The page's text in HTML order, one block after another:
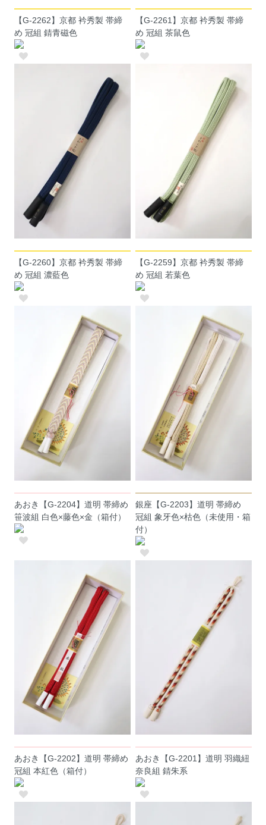
【G-2262】京都 衿秀製 帯締
め 冠組 錆青磁色
【G-2261】京都 衿秀製 帯締
め 冠組 茶鼠色
【G-2260】京都 衿秀製 帯締
め 冠組 濃藍色
【G-2259】京都 衿秀製 帯締
め 冠組 若葉色
あおき【G-2204】道明 帯締め
笹波組 白色×藤色×金（箱付）
銀座【G-2203】道明 帯締め
冠組 象牙色×枯色（未使用・箱
付）
あおき【G-2202】道明 帯締め
冠組 本紅色（箱付）
あおき【G-2201】道明 羽織紐
奈良組 錆朱系